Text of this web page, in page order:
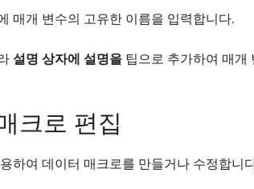
매개 변수의 고유한 이름을 입력합니다.
설명 상자에 설명을팁으로 추가하여 매개
크로 편집
하여 데이터 매크로를 만들거나 수정합니